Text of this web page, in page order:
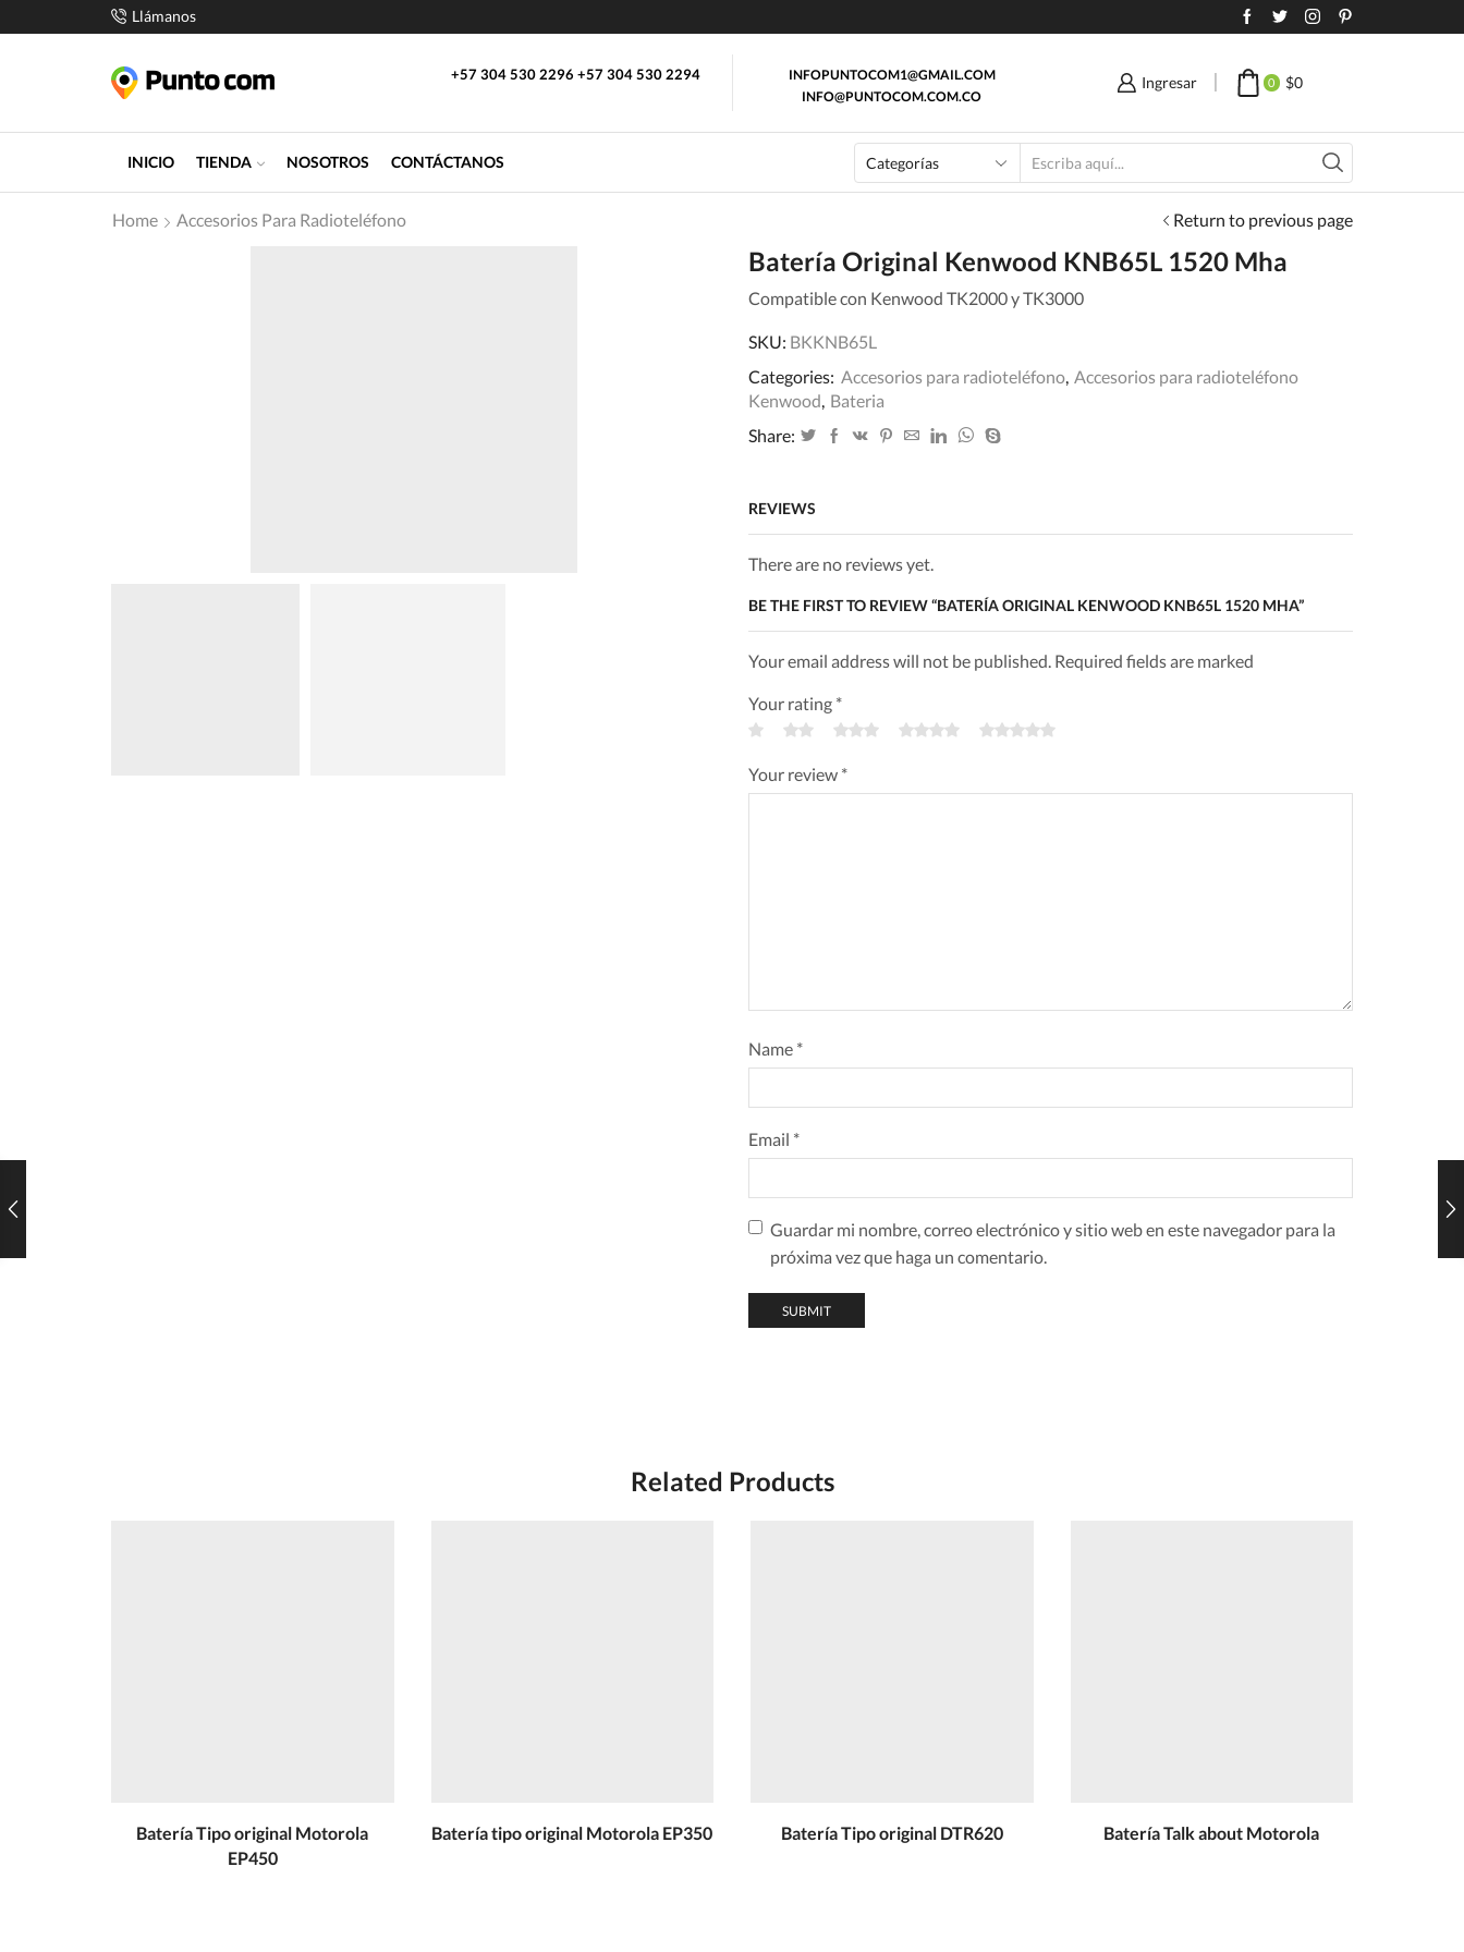
Llámanos
+57 304 530 2296 +57 304 530 2294
INFOPUNTOCOM1@GMAIL.COM
INFO@PUNTOCOM.COM.CO
Ingresar 0 $0
INICIO TIENDA NOSOTROS CONTÁCTANOS
Search
input
Home Accesorios Para Radioteléfono Return to previous page
Batería Original Kenwood KNB65L 1520 Mha
Compatible con Kenwood TK2000 y TK3000
SKU: BKKNB65L
Categories: Accesorios para radioteléfono, Accesorios para radioteléfono
Kenwood, Bateria
Share:
REVIEWS
There are no reviews yet.
BE THE FIRST TO REVIEW “BATERÍA ORIGINAL KENWOOD KNB65L 1520 MHA”
Your email address will not be published. Required fields are marked
Your rating *
Your review *
Name *
Email *
Guardar mi nombre, correo electrónico y sitio web en este navegador para la
próxima vez que haga un comentario.
Related Products
Batería Tipo original Motorola
EP450
Batería tipo original Motorola EP350 Batería Tipo original DTR620 Batería Talk about Motorola